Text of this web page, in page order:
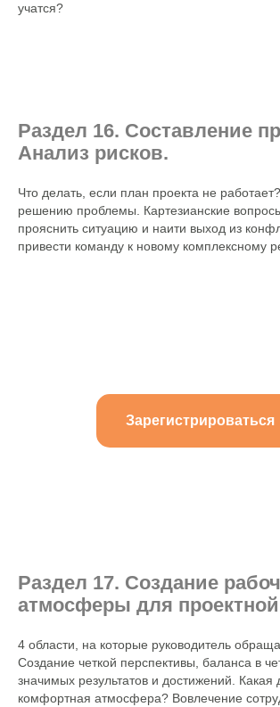
учатся?
Раздел 16. Составление
Анализ рисков.
Что делать, если план проекта не
решению проблемы. Картезианские
прояснить ситуацию и наити выход из
привести команду к новому комплексному
Зарегистрироваться
Раздел 17. Создание
атмосферы для
4 области, на которые руководитель
Создание четкой перспективы, баланса в
значимых результатов и достижений. Какая
комфортная атмосфера? Вовлечение